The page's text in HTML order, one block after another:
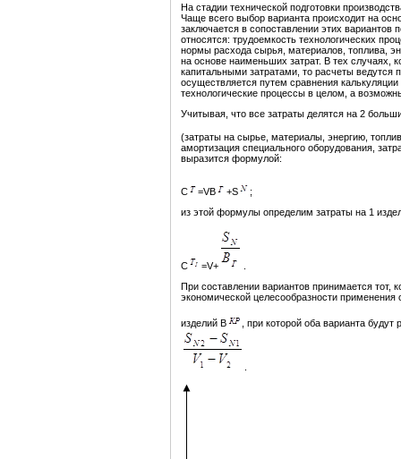
На стадии технической подготовки
Чаще всего выбор варианта происходит на
заключается в сопоставлении этих
относятся: трудоемкость технологических
нормы расхода сырья, материалов, топлива,
на основе наименьших затрат. В тех случаях,
капитальными затратами, то расчеты ведутся
осуществляется путем сравнения
технологические процессы в целом, а
Учитывая, что все затраты делятся на 2
(затраты на сырье, материалы, энергию,
амортизация специального оборудования,
выразится формулой:
С =VВ +S
;
из этой формулы определим затраты на 1
С =V+
При составлении вариантов принимается тот,
экономической целесообразности применения
изделий В , при которой оба варианта